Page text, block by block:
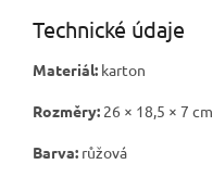
Technické údaje
Materiál: karton
Rozměry: 26 × 18,5 × 7 cm
Barva: růžová